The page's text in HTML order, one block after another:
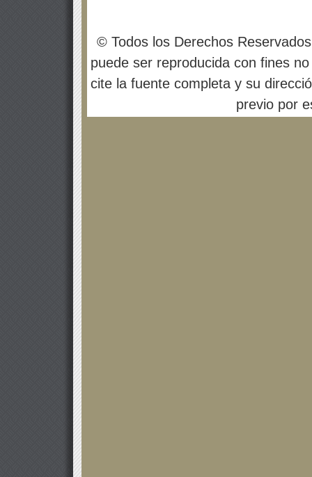
© Todos los Derechos
puede ser reproducida con fines
cite la fuente completa y su
previo por